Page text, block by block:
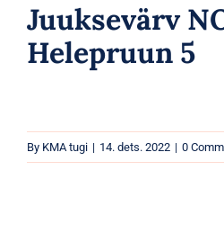
Meik
Parfüümid
Juuksevärv
Helepruun 5
By KMA tugi | 14. dets. 2022 | 0